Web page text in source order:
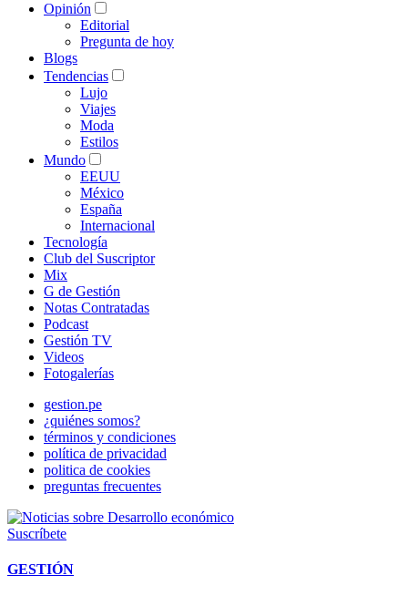
Opinión
Editorial
Pregunta de hoy
Blogs
Tendencias
Lujo
Viajes
Moda
Estilos
Mundo
EEUU
México
España
Internacional
Tecnología
Club del Suscriptor
Mix
G de Gestión
Notas Contratadas
Podcast
Gestión TV
Videos
Fotogalerías
gestion.pe
¿quiénes somos?
términos y condiciones
política de privacidad
politica de cookies
preguntas frecuentes
Suscríbete
GESTIÓN